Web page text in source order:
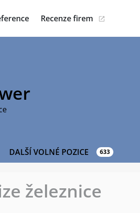
Recenze firem
DALŠÍ VOLNÉ POZICE 633
železnice